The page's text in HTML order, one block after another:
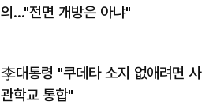
의…"전면 개방은 아냐"
李대통령 "쿠데타 소지 없애려면 사
관학교 통합"